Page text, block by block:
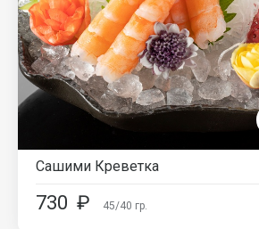
Сашими Креветка
730 ₽ 45/40 гр.